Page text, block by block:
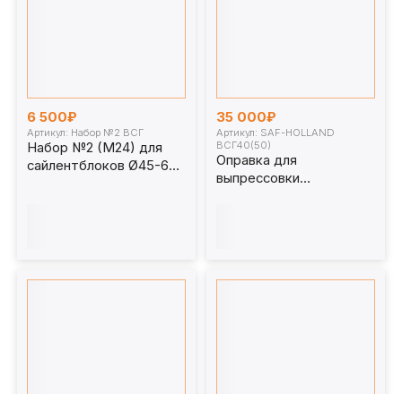
6 500₽
Артикул: Набор №2 ВСГ
Набор №2 (М24) для
сайлентблоков Ø45-60
35 000₽
Артикул: SAF-HOLLAND
ВСГ40(50)
Оправка для
выпрессовки